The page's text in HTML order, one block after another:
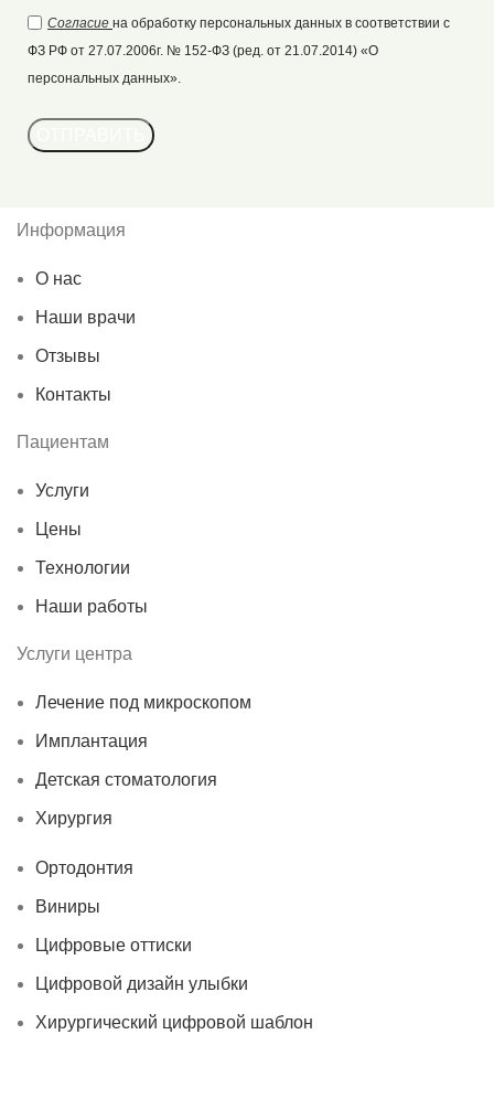
Согласие на обработку персональных данных в соответствии с
ФЗ РФ от 27.07.2006г. № 152-ФЗ (ред. от 21.07.2014) «О
персональных данных».
Информация
О нас
Наши врачи
Отзывы
Контакты
Пациентам
Услуги
Цены
Технологии
Наши работы
Услуги центра
Лечение под микроскопом
Имплантация
Детская стоматология
Хирургия
Ортодонтия
Виниры
Цифровые оттиски
Цифровой дизайн улыбки
Хирургический цифровой шаблон